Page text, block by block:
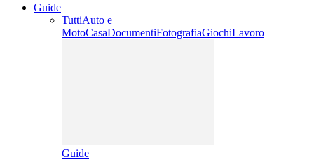
Guide
TuttiAuto e
MotoCasaDocumentiFotografiaGiochiLavoro
Guide